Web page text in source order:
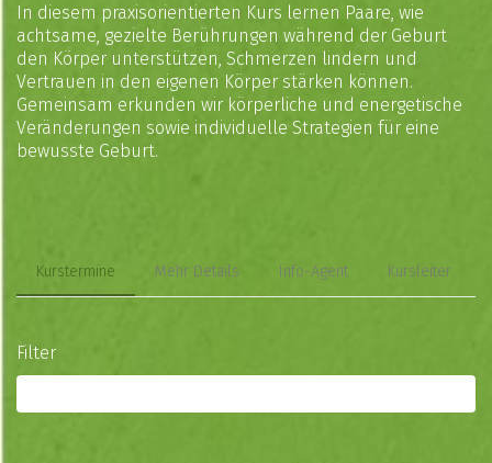
In diesem praxisorientierten Kurs lernen Paare, wie
achtsame, gezielte Berührungen während der Geburt
den Körper unterstützen, Schmerzen lindern und
Vertrauen in den eigenen Körper stärken können.
Gemeinsam erkunden wir körperliche und energetische
Veränderungen sowie individuelle Strategien für eine
bewusste Geburt.
Kurstermine Mehr Details Info-Agent Kursleiter
Filter